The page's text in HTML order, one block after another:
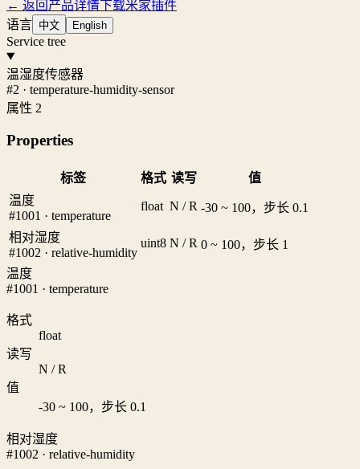
← 返回产品详情下载米家插件
语言 中文 English
Service tree
温湿度传感器
#2 · temperature-humidity-sensor
属性 2
Properties
标签 格式 读写
值
温度
#1001 · temperature
float N / R -30 ~ 100，步长 0.1
相对湿度
#1002 · relative-humidity
uint8 N / R 0 ~ 100，步长 1
温度
#1001 · temperature
格式
float
读写
N / R
值
-30 ~ 100，步长 0.1
相对湿度
#1002 · relative-humidity